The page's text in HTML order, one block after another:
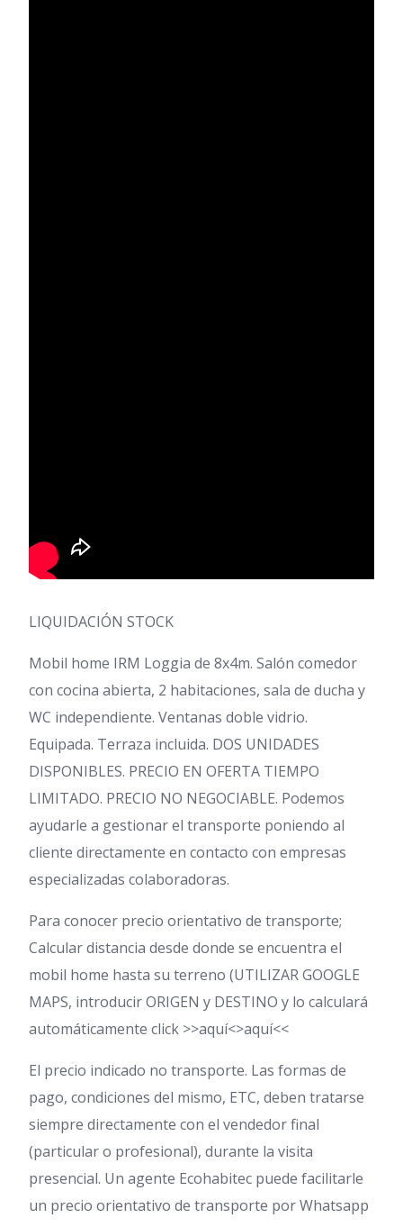
LIQUIDACIÓN STOCK
Mobil home IRM Loggia de 8x4m. Salón comedor
con cocina abierta, 2 habitaciones, sala de ducha y
WC independiente. Ventanas doble vidrio.
Equipada. Terraza incluida. DOS UNIDADES
DISPONIBLES. PRECIO EN OFERTA TIEMPO
LIMITADO. PRECIO NO NEGOCIABLE. Podemos
ayudarle a gestionar el transporte poniendo al
cliente directamente en contacto con empresas
especializadas colaboradoras.
Para conocer precio orientativo de transporte;
Calcular distancia desde donde se encuentra el
mobil home hasta su terreno (UTILIZAR GOOGLE
MAPS, introducir ORIGEN y DESTINO y lo calculará
automáticamente click >>aquí<>aquí<<
El precio indicado no transporte. Las formas de
pago, condiciones del mismo, ETC, deben tratarse
siempre directamente con el vendedor final
(particular o profesional), durante la visita
presencial. Un agente Ecohabitec puede facilitarle
un precio orientativo de transporte por Whatsapp